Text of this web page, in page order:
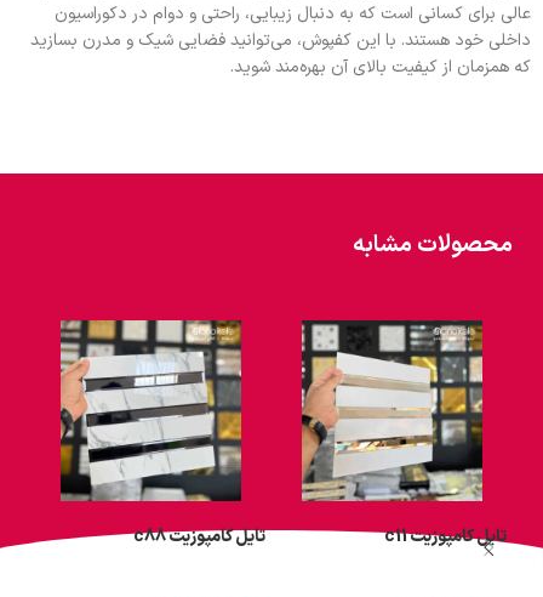
عالی برای کسانی است که به دنبال زیبایی، راحتی و دوام در دکوراسیون
داخلی خود هستند. با این کفپوش، می‌توانید فضایی شیک و مدرن بسازید
که همزمان از کیفیت بالای آن بهره‌مند شوید.
محصولات مشابه
تایل کامپوزیت c11 تایل کامپوزیت c88